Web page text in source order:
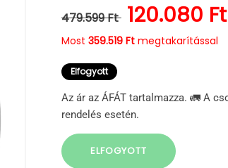
Normál ár
479.599 Ft 120.080 Ft
Most 359.519 Ftmegtakarítással
Elfogyott
Az ár az ÁFÁT tartalmazza. 🚛 A
rendelés esetén.
ELFOGYOTT